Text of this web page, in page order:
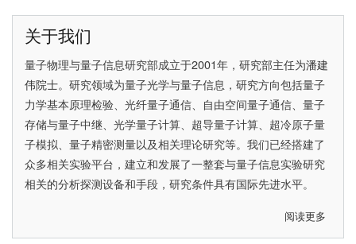
关于我们
量子物理与量子信息研究部成立于2001年，研究部主任为潘建
伟院士。研究领域为量子光学与量子信息，研究方向包括量子
力学基本原理检验、光纤量子通信、自由空间量子通信、量子
存储与量子中继、光学量子计算、超导量子计算、超冷原子量
子模拟、量子精密测量以及相关理论研究等。我们已经搭建了
众多相关实验平台，建立和发展了一整套与量子信息实验研究
相关的分析探测设备和手段，研究条件具有国际先进水平。
阅读更多
于